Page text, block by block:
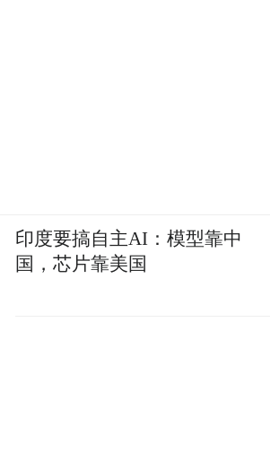
印度要搞自主AI：模型靠中
国，芯片靠美国